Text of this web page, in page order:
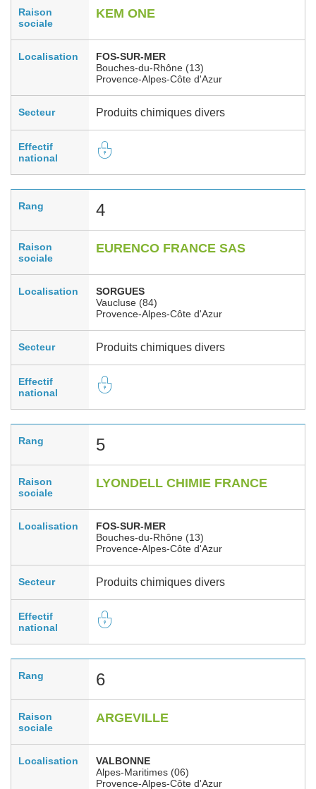
Raison
sociale
KEM ONE
Localisation
FOS-SUR-MER
Bouches-du-Rhône (13)
Provence-Alpes-Côte d'Azur
Secteur Produits chimiques divers
Effectif
national
Rang 4
Raison
sociale
EURENCO FRANCE SAS
Localisation
SORGUES
Vaucluse (84)
Provence-Alpes-Côte d'Azur
Secteur Produits chimiques divers
Effectif
national
Rang 5
Raison
sociale
LYONDELL CHIMIE FRANCE
Localisation
FOS-SUR-MER
Bouches-du-Rhône (13)
Provence-Alpes-Côte d'Azur
Secteur Produits chimiques divers
Effectif
national
Rang 6
Raison
sociale
ARGEVILLE
Localisation
VALBONNE
Alpes-Maritimes (06)
Provence-Alpes-Côte d'Azur